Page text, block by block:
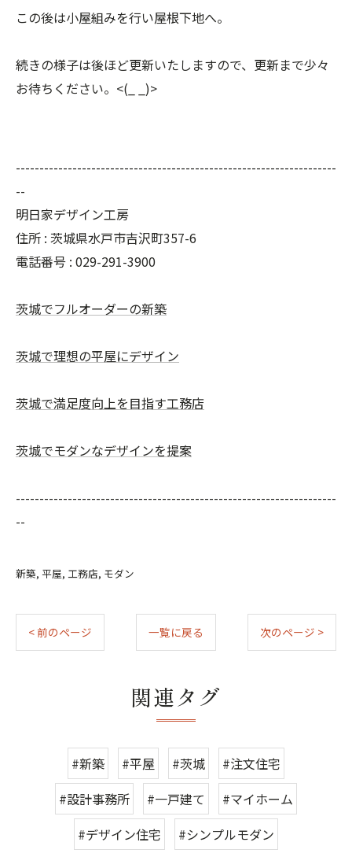
この後は小屋組みを行い屋根下地へ。
続きの様子は後ほど更新いたしますので、更新まで少々
お待ちください。<(_ _)>
--------------------------------------------------------------------
--
明日家デザイン工房
住所 : 茨城県水戸市吉沢町357-6
電話番号 : 029-291-3900
茨城でフルオーダーの新築
茨城で理想の平屋にデザイン
茨城で満足度向上を目指す工務店
茨城でモダンなデザインを提案
--------------------------------------------------------------------
--
新築 平屋 工務店 モダン
< 前のページ 一覧に戻る 次のページ >
関連タグ
#新築 #平屋 #茨城
#注文住宅
#設計事務所
#一戸建て
#マイホーム
#デザイン住宅
#シンプルモダン